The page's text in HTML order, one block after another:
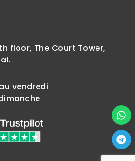
floor, The Court Tower,
vendredi